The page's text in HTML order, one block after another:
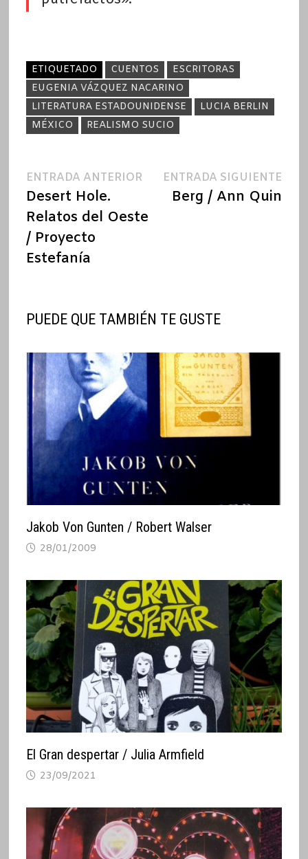
ETIQUETADO CUENTOS
ESCRITORAS
EUGENIA VÁZQUEZ NACARINO
LITERATURA ESTADOUNIDENSE
LUCIA BERLIN
MÉXICO
REALISMO SUCIO
Navegación
de
entradas
ENTRADA ANTERIOREntrada
anterior:
Desert Hole.
Relatos del Oeste
/ Proyecto
Estefanía
ENTRADA SIGUIENTE
Berg / Ann Quin
PUEDE QUE TAMBIÉN TE GUSTE
Jakob Von Gunten / Robert Walser
28/01/2009
El Gran despertar / Julia Armfield
23/09/2021